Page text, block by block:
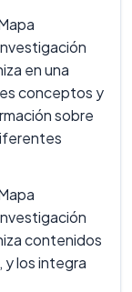
en una
conceptos y
sobre
contenidos
los integra